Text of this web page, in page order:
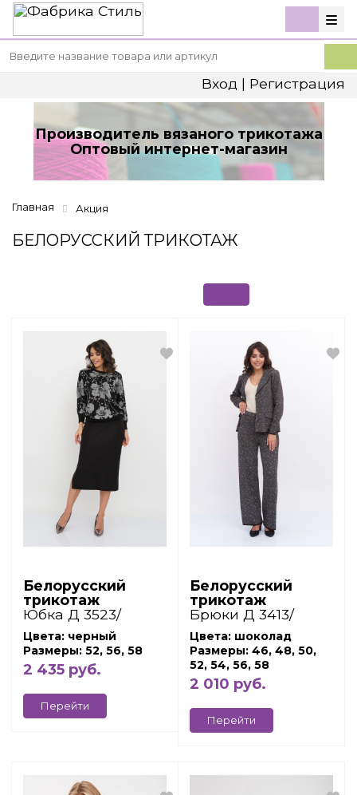
Вход | Регистрация
Производитель вязаного трикотажа
Оптовый интернет-магазин
Главная Акция
БЕЛОРУССКИЙ ТРИКОТАЖ
Белорусский
трикотаж
Юбка Д 3523/
черный
Цвета: черный
Размеры: 52, 56, 58
2 435 руб.
Перейти
Белорусский
трикотаж
Брюки Д 3413/
шоколад
Цвета: шоколад
Размеры: 46, 48, 50,
52, 54, 56, 58
2 010 руб.
Перейти